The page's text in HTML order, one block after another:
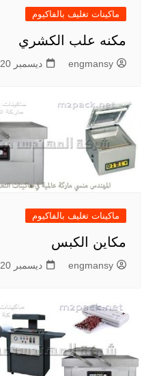
ماكينات تغليف بالفاكيوم
مكنه علب الكشري
engmansy ديسمبر 20, 2021
ماكينات تغليف بالفاكيوم
مكاين الكبس
engmansy ديسمبر 20, 2021